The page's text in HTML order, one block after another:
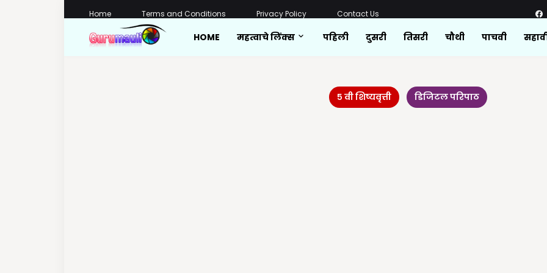
Home Terms and Conditions Privacy Policy Contact Us
HOME महत्वाचे लिंक्स पहिली दुसरी तिसरी चौथी पाचवी
५ वी शिष्यवृत्ती डिजिटल परिपाठ